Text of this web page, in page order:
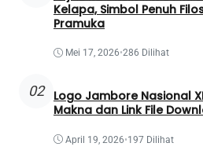
Kelapa, Simbol Penuh
Pramuka
Mei 17, 2026•286 Dilihat
02
Logo Jambore Nasional
Makna dan Link File
April 19, 2026•197 Dilihat